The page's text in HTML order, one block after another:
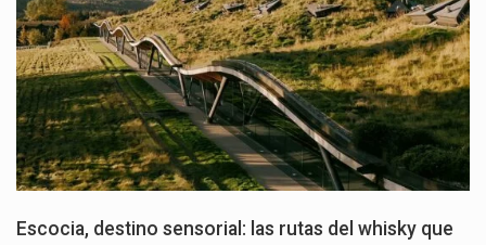
Escocia, destino sensorial: las rutas del whisky que